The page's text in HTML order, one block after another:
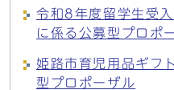
令和8年度留学生受
に係る公募型プロポ
姫路市育児用品ギフ
型プロポーザル